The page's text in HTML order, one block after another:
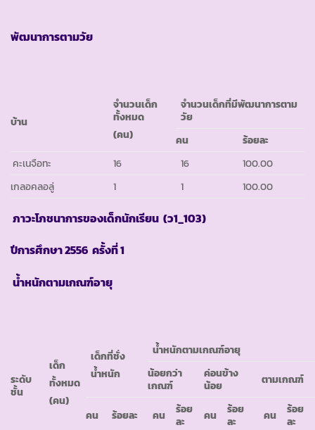
พัฒนาการตามวัย
บ้าน
จำนวนเด็ก
ทั้งหมด
(คน)
จำนวนเด็กที่มีพัฒนาการตาม
วัย
คน
ร้อยละ
คะเนจือทะ
16 16
100.00
เกลอคลอลู่
1 1 100.00
ภาวะโภชนาการของเด็กนักเรียน (ว1_103)
ปีการศึกษา2556 ครั้งที่ 1
น้ำหนักตามเกณฑ์อายุ
ระดับ
ชั้น
เด็ก
ทั้งหมด
(คน)
เด็กที่ชั่ง
น้ำหนัก
น้ำหนักตามเกณฑ์อายุ
น้อยกว่า
เกณฑ์
ค่อนข้าง
น้อย
ตามเกณฑ์
คน ร้อยละ คน
ร้อย
ละ
คน
ร้อย
ละ
คน
ร้อย
ละ